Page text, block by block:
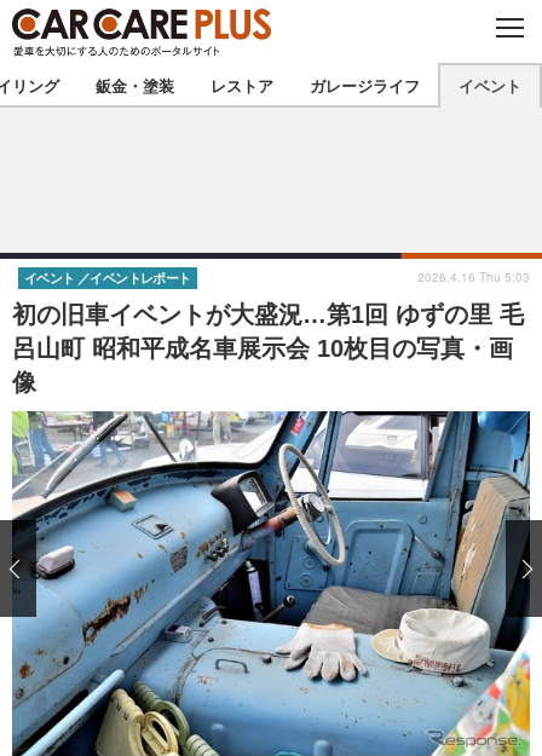
C
O
S
E
★カーケアプラス認定★ 厳選プロショップを地域から探す
甲信越 北陸
東海 関西
九州 沖縄
注目の記事
ショップレポート 愛車 File
自動車豆知識 ストップ！不具合修理＆粗悪修理
鈑金・塗装
ディテイリング
ディテイリング 洗車
ヘッドライト磨き コーティング
フィルム・ラッピング
鈑金・塗装
小キズ直し 防錆
特集記事
ストップ 不具合修理＆粗悪修理
カーメーカー「旧車」関連プロジェ
クト
ショップ紹介
リング 鈑金・塗装 レストア ガレージライフ イベント
初の旧車イベントが大盛況…第1回 ゆずの里 毛
呂山町 昭和平成名車展示会 10枚目の写真・画
像
イベント イベントレポート 2026.4.16 Thu 5:03